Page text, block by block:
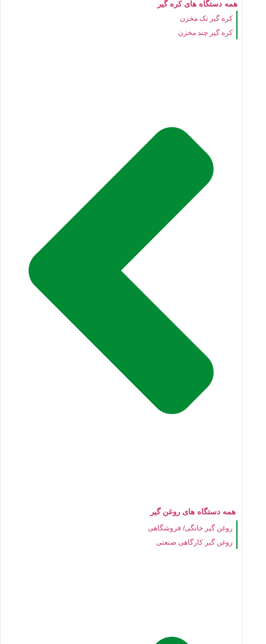
همه دستگاه های کره گیر
کره گیر تک مخزن
کره گیر چند مخزن
همه دستگاه های روغن گیر
روغن گیر خانگی/ فروشگاهی
روغن گیر کارگاهی صنعتی